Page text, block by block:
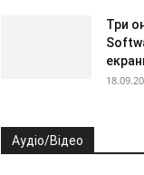
Три
Аудіо/Відео